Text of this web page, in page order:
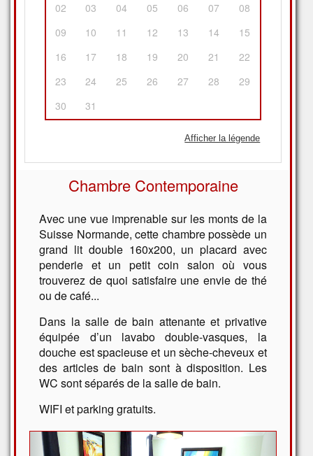
02
03 04 05 06 07
08
09
10 11 12 13 14
15
16
17 18 19 20 21
22
23
24 25 26 27 28
29
30
31
Afficher la légende
Chambre Contemporaine
Avec une vue imprenable sur les monts de la
Suisse Normande, cette chambre possède un
grand lit double 160x200, un placard avec
penderie et un petit coin salon où vous
trouverez de quoi satisfaire une envie de thé
ou de café...
Dans la salle de bain attenante et privative
équipée d’un lavabo double-vasques, la
douche est spacieuse et un sèche-cheveux et
des articles de bain sont à disposition. Les
WC sont séparés de la salle de bain.
WIFI et parking gratuits.